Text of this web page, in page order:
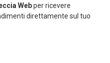
Webper ricevere
direttamente sul tuo